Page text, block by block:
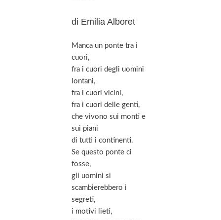
di Emilia Alboret
Manca un ponte tra i
cuori,
fra i cuori degli uomini
lontani,
fra i cuori vicini,
fra i cuori delle genti,
che vivono sui monti e
sui piani
di tutti i continenti.
Se questo ponte ci
fosse,
gli uomini si
scambierebbero i
segreti,
i motivi lieti,